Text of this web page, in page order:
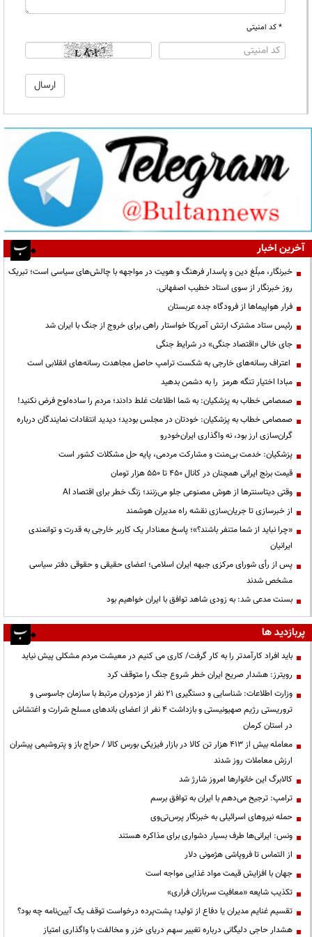
* کد امنیتی
آخرین اخبار
خبرنگار، مبلّغ دین و پاسدار فرهنگ و هویت در مواجهه با چالش‌های سیاسی است؛ تبریک
روز خبرنگار از سوی استاد خطیب اصفهانی.
فرار هواپیماها از فرودگاه جده عربستان
رئیس ستاد مشترک ارتش آمریکا خواستار راهی برای خروج از جنگ با ایران شد
جای خالی «اقتصاد جنگی» در شرایط جنگی
اعتراف رسانه‌های خارجی به شکست ترامپ حاصل مجاهدت رسانه‌های انقلابی است
مبادا اختیار تنگه هرمز را به دشمن بدهید
صمصامی خطاب به پزشکیان: به شما اطلاعات غلط دادند؛ مردم را ساده‌لوح فرض نکنید!
صمصامی خطاب به پزشکیان: خودتان در مجلس بودید؛ دیدید انتقادات نمایندگان درباره
گران‌سازی ارز بود، نه واگذاری ایران‌خودرو
پزشکیان: خدمت بی‌منت و مشارکت مردمی، پایه حل مشکلات کشور است
قیمت‌ برنج ایرانی همچنان در کانال ۴۵۰ تا ۵۵۰ هزار تومان
وقتی دیتاسنترها از هوش مصنوعی جلو می‌زنند؛ زنگ خطر برای اقتصاد AI
از خبرسازی تا جریان‌سازی نقشه راه مدیران هوشمند
«چرا نباید از شما متنفر باشند؟»؛ پاسخ معنادار یک کاربر خارجی به قدرت و توانمندی
ایرانیان
پس از رأی شورای مرکزی جبهه ایران اسلامی؛ اعضای حقیقی و حقوقی دفتر سیاسی
مشخص شدند
بسنت مدعی شد: به زودی شاهد توافق با ایران خواهیم بود
پربازدید ها
باید افراد کارآمدتر را به کار گرفت/ کاری می کنیم در معیشت مردم مشکلی پیش نیاید
رویترز: هشدار صریح ایران خطر شروع جنگ را متوقف کرد
وزارت اطلاعات: شناسایی و دستگیری ۲۱ نفر از مزدوران مرتبط با سازمان جاسوسی و
تروریستی رژیم صهیونیستی و بازداشت ۴ نفر از اعضای باندهای مسلح شرارت و اغتشاش
در استان کرمان
معامله بیش از ۴۱۳ هزار تن کالا در بازار فیزیکی بورس کالا / حراج باز و پتروشیمی پیشران
ارزش معاملات روز شدند
کالابرگ این خانوارها امروز شارژ شد
ترامپ: ترجیح می‌دهم با ایران به توافق برسم
حمله نیروهای اسرائیلی به خبرنگار پرس‌تی‌وی
ونس: ایرانی‌ها طرف بسیار دشواری برای مذاکره هستند
از التماس تا فروپاشی هژمونی دلار
جهان با افزایش قیمت مواد غذایی مواجه است
تکذیب شایعه «معافیت سربازان فراری»
تقسیم غنایم مدیران یا دفاع از تولید؛ پشت‌پرده درخواست توقف یک آیین‌نامه چه بود؟
هشدار حاجی دلیگانی درباره تغییر سهم دریای خزر و مخالفت با واگذاری امتیاز